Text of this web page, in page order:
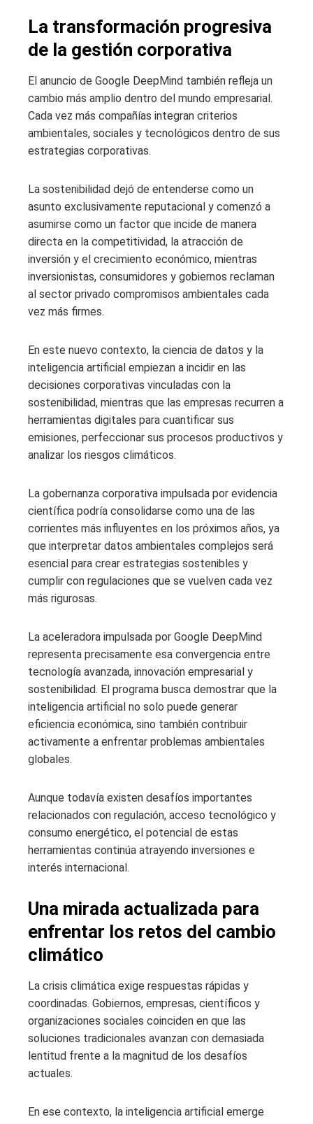
La transformación progresiva
de la gestión corporativa
El anuncio de Google DeepMind también refleja un
cambio más amplio dentro del mundo empresarial.
Cada vez más compañías integran criterios
ambientales, sociales y tecnológicos dentro de sus
estrategias corporativas.
La sostenibilidad dejó de entenderse como un
asunto exclusivamente reputacional y comenzó a
asumirse como un factor que incide de manera
directa en la competitividad, la atracción de
inversión y el crecimiento económico, mientras
inversionistas, consumidores y gobiernos reclaman
al sector privado compromisos ambientales cada
vez más firmes.
En este nuevo contexto, la ciencia de datos y la
inteligencia artificial empiezan a incidir en las
decisiones corporativas vinculadas con la
sostenibilidad, mientras que las empresas recurren a
herramientas digitales para cuantificar sus
emisiones, perfeccionar sus procesos productivos y
analizar los riesgos climáticos.
La gobernanza corporativa impulsada por evidencia
científica podría consolidarse como una de las
corrientes más influyentes en los próximos años, ya
que interpretar datos ambientales complejos será
esencial para crear estrategias sostenibles y
cumplir con regulaciones que se vuelven cada vez
más rigurosas.
La aceleradora impulsada por Google DeepMind
representa precisamente esa convergencia entre
tecnología avanzada, innovación empresarial y
sostenibilidad. El programa busca demostrar que la
inteligencia artificial no solo puede generar
eficiencia económica, sino también contribuir
activamente a enfrentar problemas ambientales
globales.
Aunque todavía existen desafíos importantes
relacionados con regulación, acceso tecnológico y
consumo energético, el potencial de estas
herramientas continúa atrayendo inversiones e
interés internacional.
Una mirada actualizada para
enfrentar los retos del cambio
climático
La crisis climática exige respuestas rápidas y
coordinadas. Gobiernos, empresas, científicos y
organizaciones sociales coinciden en que las
soluciones tradicionales avanzan con demasiada
lentitud frente a la magnitud de los desafíos
actuales.
En ese contexto, la inteligencia artificial emerge